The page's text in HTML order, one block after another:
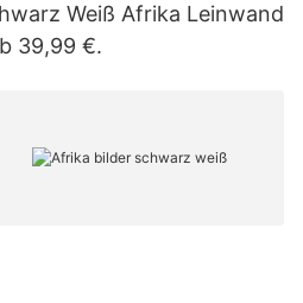
Weiß Afrika Leinwand
39,99 €.